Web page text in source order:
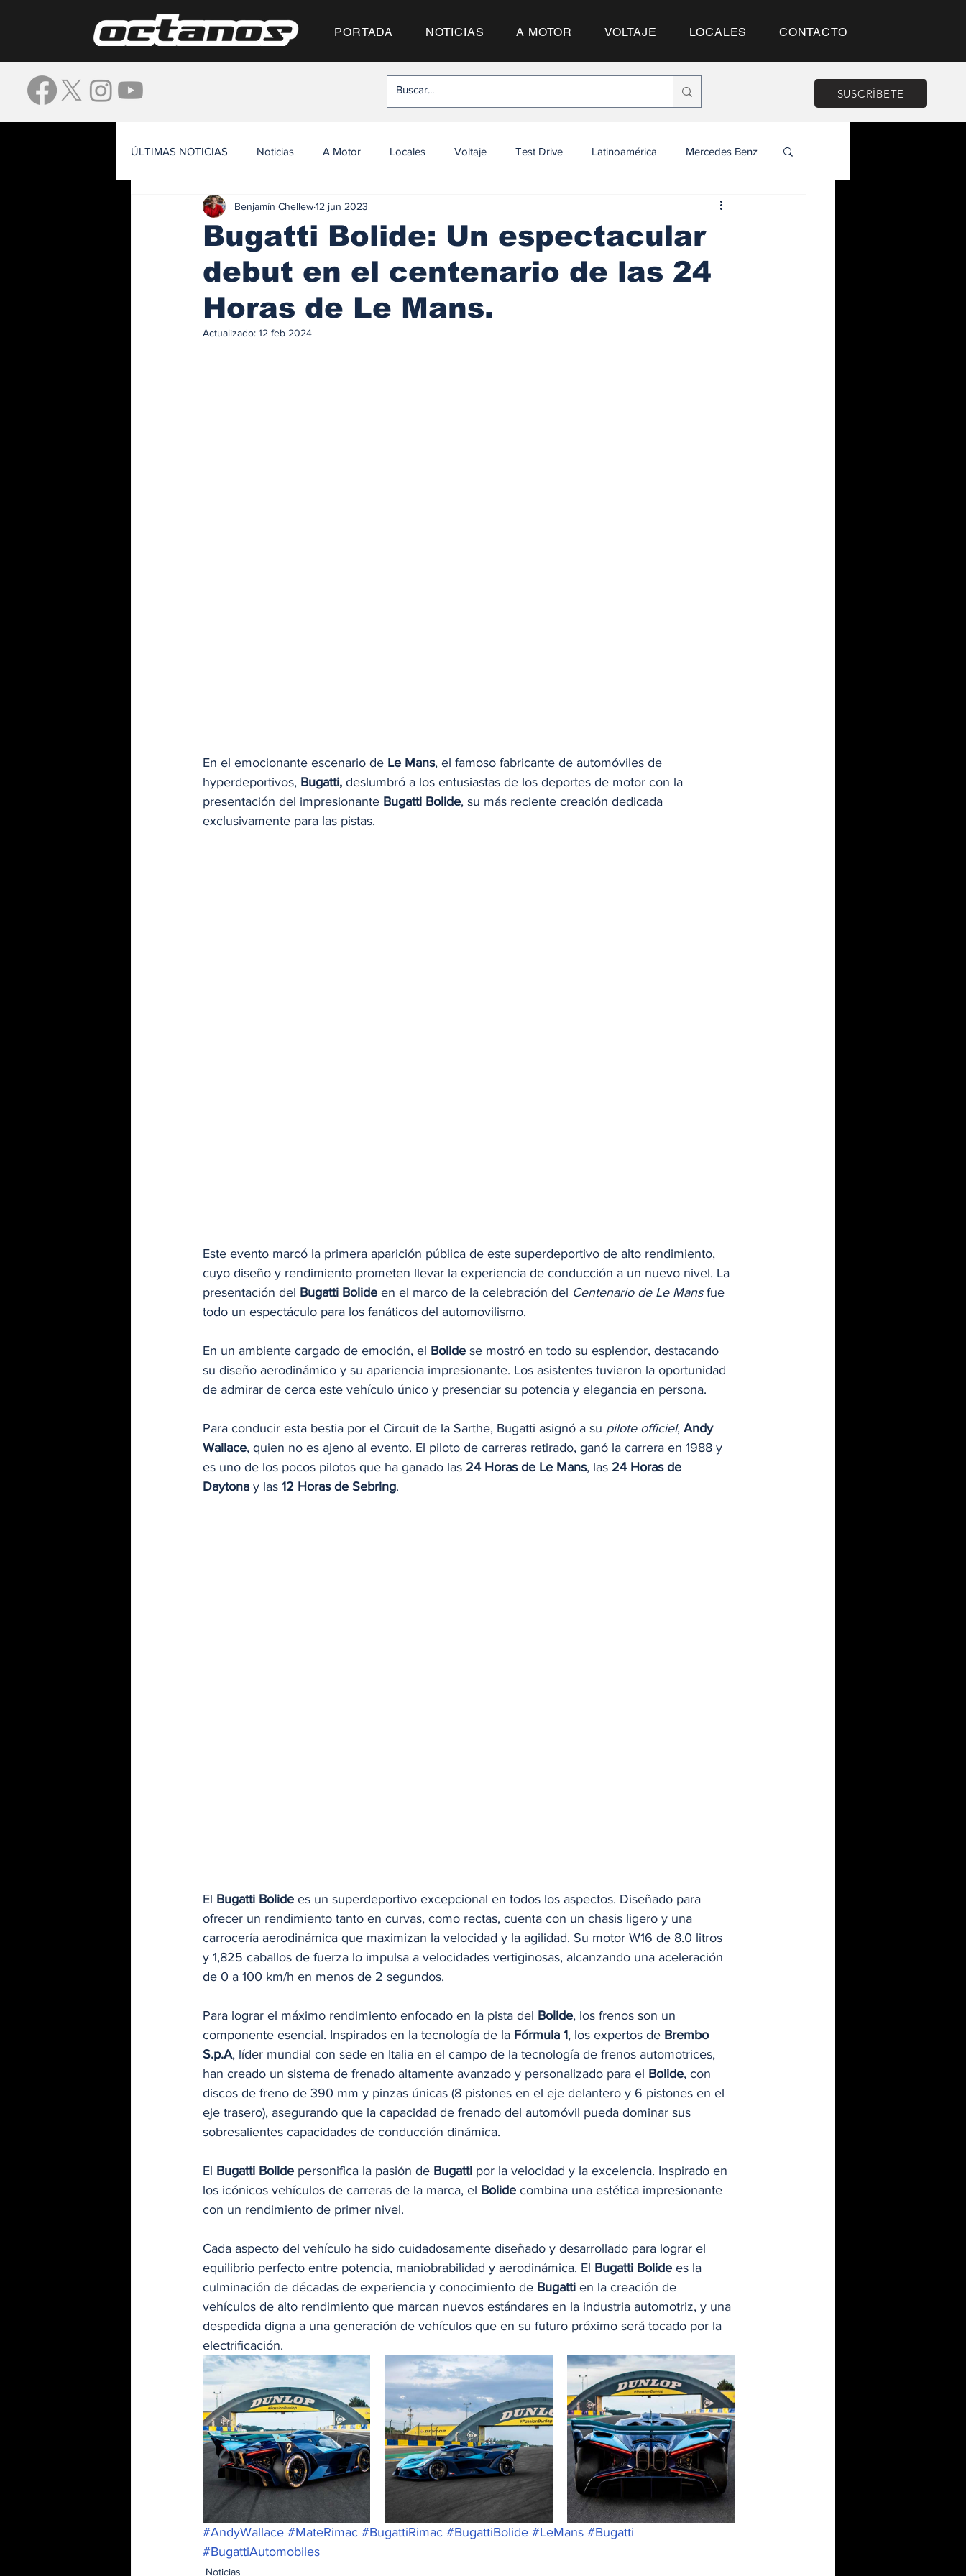
PORTADA NOTICIAS A MOTOR VOLTAJE LOCALES CONTACTO
SUSCRÍBETE
ÚLTIMAS NOTICIAS Noticias A Motor Locales Voltaje Test Drive Latinoamérica Mercedes Benz
Bugatti Bolide: Un espectacular
debut en el centenario de las 24
Horas de Le Mans.
Benjamín Chellew12 jun 2023
Actualizado: 12 feb 2024
En el emocionante escenario de Le Mans, el famoso fabricante de automóviles de
hyperdeportivos, Bugatti, deslumbró a los entusiastas de los deportes de motor con la
presentación del impresionante Bugatti Bolide, su más reciente creación dedicada
exclusivamente para las pistas.
Este evento marcó la primera aparición pública de este superdeportivo de alto rendimiento,
cuyo diseño y rendimiento prometen llevar la experiencia de conducción a un nuevo nivel. La
presentación del Bugatti Bolide en el marco de la celebración del Centenario de Le Mans fue
todo un espectáculo para los fanáticos del automovilismo.
En un ambiente cargado de emoción, el Bolide se mostró en todo su esplendor, destacando
su diseño aerodinámico y su apariencia impresionante. Los asistentes tuvieron la oportunidad
de admirar de cerca este vehículo único y presenciar su potencia y elegancia en persona.
Para conducir esta bestia por el Circuit de la Sarthe, Bugatti asignó a su pilote officiel, Andy
Wallace, quien no es ajeno al evento. El piloto de carreras retirado, ganó la carrera en 1988 y
es uno de los pocos pilotos que ha ganado las 24 Horas de Le Mans, las 24 Horas de
Daytona y las 12 Horas de Sebring.
El Bugatti Bolide es un superdeportivo excepcional en todos los aspectos. Diseñado para
ofrecer un rendimiento tanto en curvas, como rectas, cuenta con un chasis ligero y una
carrocería aerodinámica que maximizan la velocidad y la agilidad. Su motor W16 de 8.0 litros
y 1,825 caballos de fuerza lo impulsa a velocidades vertiginosas, alcanzando una aceleración
de 0 a 100 km/h en menos de 2 segundos.
Para lograr el máximo rendimiento enfocado en la pista del Bolide, los frenos son un
componente esencial. Inspirados en la tecnología de la Fórmula 1, los expertos de Brembo
S.p.A, líder mundial con sede en Italia en el campo de la tecnología de frenos automotrices,
han creado un sistema de frenado altamente avanzado y personalizado para el Bolide, con
discos de freno de 390 mm y pinzas únicas (8 pistones en el eje delantero y 6 pistones en el
eje trasero), asegurando que la capacidad de frenado del automóvil pueda dominar sus
sobresalientes capacidades de conducción dinámica.
El Bugatti Bolide personifica la pasión de Bugatti por la velocidad y la excelencia. Inspirado en
los icónicos vehículos de carreras de la marca, el Bolide combina una estética impresionante
con un rendimiento de primer nivel.
Cada aspecto del vehículo ha sido cuidadosamente diseñado y desarrollado para lograr el
equilibrio perfecto entre potencia, maniobrabilidad y aerodinámica. El Bugatti Bolide es la
culminación de décadas de experiencia y conocimiento de Bugatti en la creación de
vehículos de alto rendimiento que marcan nuevos estándares en la industria automotriz, y una
despedida digna a una generación de vehículos que en su futuro próximo será tocado por la
electrificación.
#AndyWallace #MateRimac #BugattiRimac #BugattiBolide #LeMans #Bugatti
#BugattiAutomobiles
Noticias